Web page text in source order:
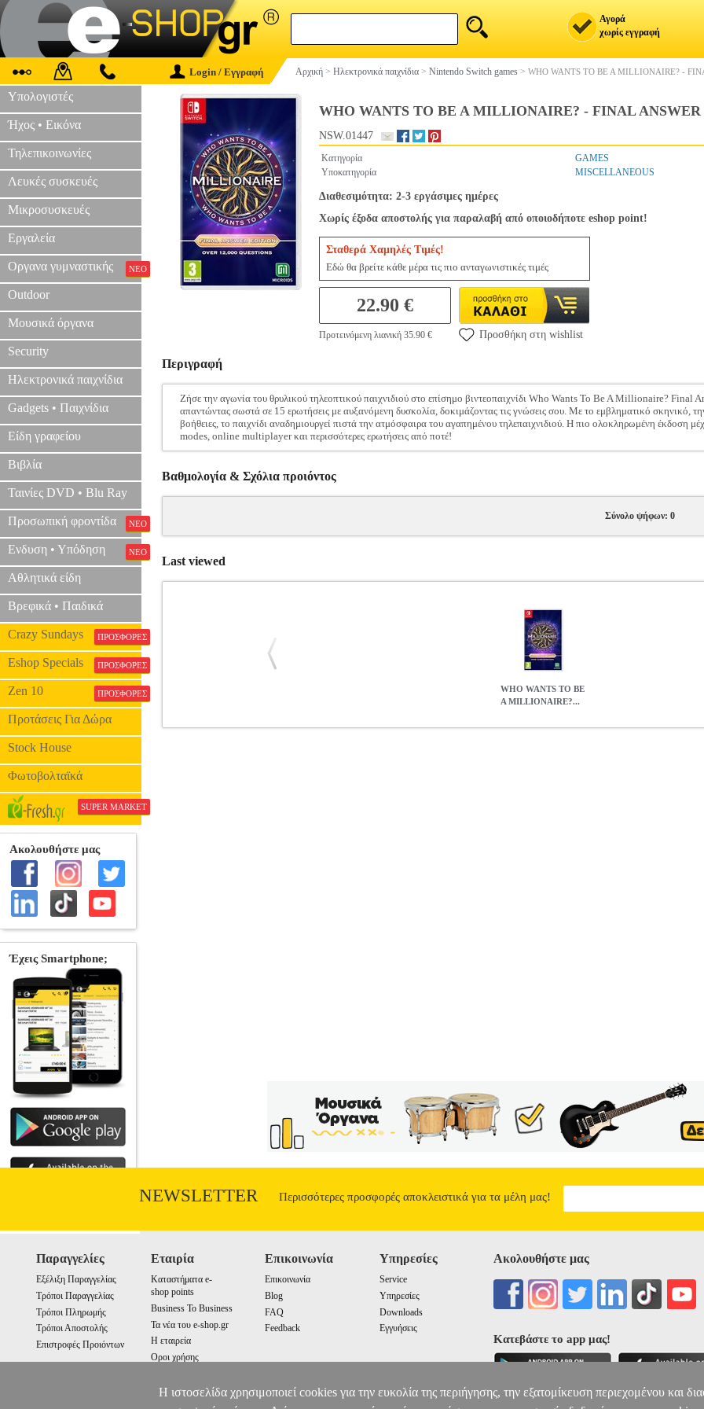
Αγορά
χωρίς εγγραφή
Login / Εγγραφή Αρχική > Ηλεκτρονικά παιχνίδια > Nintendo Switch games > WHO WANTS TO BE A MILLIONAIRE? -
Υπολογιστές
Ήχος • Εικόνα
Τηλεπικοινωνίες
Λευκές συσκευές
Μικροσυσκευές
Εργαλεία
Οργανα γυμναστικής ΝΕΟ
Outdoor
Μουσικά όργανα
Security
Ηλεκτρονικά παιχνίδια
Gadgets • Παιχνίδια
Είδη γραφείου
Βιβλία
Ταινίες DVD • Blu Ray
Προσωπική φροντίδα ΝΕΟ
Ενδυση • Υπόδηση ΝΕΟ
Αθλητικά είδη
Βρεφικά • Παιδικά
Crazy Sundays ΠΡΟΣΦΟΡΕΣ
Eshop Specials ΠΡΟΣΦΟΡΕΣ
Zen 10 ΠΡΟΣΦΟΡΕΣ
Προτάσεις Για Δώρα
Stock House
Φωτοβολταϊκά
SUPER MARKET
WHO WANTS TO BE A MILLIONAIRE? - FINAL
NSW.01447
Κατηγορία
GAMES
Υποκατηγορία
MISCELLANEOUS
Διαθεσιμότητα: 2-3 εργάσιμες ημέρες
Χωρίς έξοδα αποστολής για παραλαβή από οποιοδήποτε eshop point!
Σταθερά Χαμηλές Τιμές!
Εδώ θα βρείτε κάθε μέρα τις πιο ανταγωνιστικές τιμές
22.90 €
Προτεινόμενη λιανική 35.90 € Προσθήκη στη wishlist
Περιγραφή
Ζήσε την αγωνία του θρυλικού τηλεοπτικού παιχνιδιού στο επίσημο βιντεοπαιχνίδι Who Wants To Be A Millionaire? Final
απαντώντας σωστά σε 15 ερωτήσεις με αυξανόμενη δυσκολία, δοκιμάζοντας τις γνώσεις σου. Με το εμβληματικό σκηνικό,
βοήθειες, το παιχνίδι αναδημιουργεί πιστά την ατμόσφαιρα του αγαπημένου τηλεπαιχνιδιού. Η πιο ολοκληρωμένη έκδοση
modes, online multiplayer και περισσότερες ερωτήσεις από ποτέ!
Βαθμολογία & Σχόλια προιόντος
Σύνολο ψήφων: 0
Last viewed
WHO WANTS TO BE
A MILLIONAIRE?...
NEWSLETTER Περισσότερες προσφορές αποκλειστικά για τα μέλη μας!
Παραγγελίες
Εξέλιξη Παραγγελίας
Τρόποι Παραγγελίας
Τρόποι Πληρωμής
Τρόποι Αποστολής
Επιστροφές Προιόντων
Εταιρία
Καταστήματα e-
shop points
Business To Business
Τα νέα του e-shop.gr
Η εταιρεία
Οροι χρήσης
Επικοινωνία
Επικοινωνία
Blog
FAQ
Feedback
Υπηρεσίες
Service
Υπηρεσίες
Downloads
Εγγυήσεις
Ακολουθήστε μας
Κατεβάστε το app μας!
Η ιστοσελίδα χρησιμοποιεί cookies για την ευκολία της περιήγησης, την εξατομίκευση περιεχομένου και